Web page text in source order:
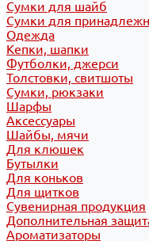
Сумки для шайб
Сумки для
Одежда
Кепки, шапки
Футболки, джерси
Толстовки, свитшоты
Сумки, рюкзаки
Шарфы
Аксессуары
Шайбы, мячи
Для клюшек
Бутылки
Для коньков
Для щитков
Сувенирная продукция
Дополнительная
Ароматизаторы